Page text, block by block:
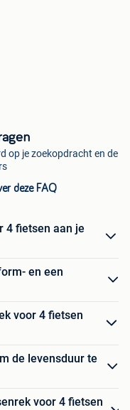
op je zoekopdracht en de
deze FAQ
4 fietsen aan je
en een
voor 4 fietsen
de levensduur te
voor 4 fietsen